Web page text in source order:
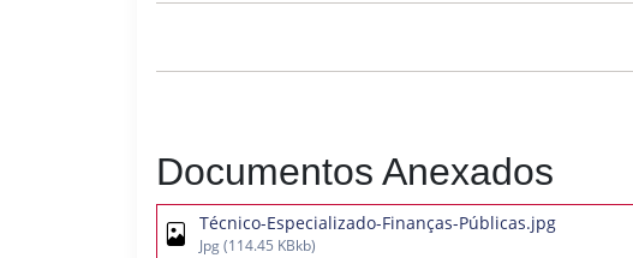
Documentos Anexados
Técnico-Especializado-Finanças-Públicas.jpg
Jpg(114.45 KBkb)